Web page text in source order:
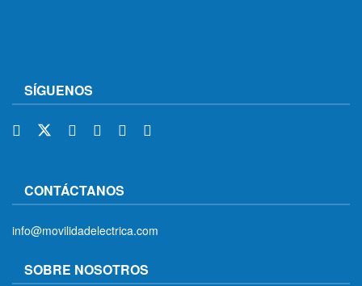
SÍGUENOS
CONTÁCTANOS
info@movilidadelectrica.com
SOBRE NOSOTROS